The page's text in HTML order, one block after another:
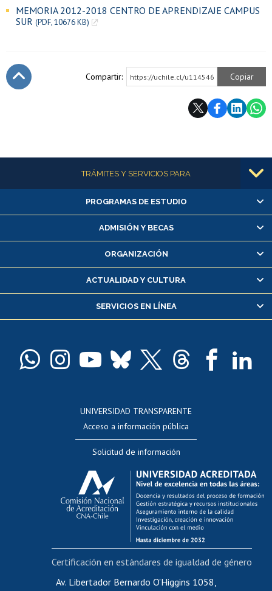
MEMORIA 2012-2018 CENTRO DE APRENDIZAJE CAMPUS
SUR (PDF, 10676 KB)
Compartir: https://uchile.cl/u114546 Copiar
Más informaciónTRÁMITES Y SERVICIOS PARA
Alumnas/os y exalumnas/os
Matrícula en línea
Inscripción y cambio de asignaturas
Consulta y certificado de notas
Servicio médico y dental
Pago de arancel y crédito alumnos
Docentes
Perfeccionamiento
Editar Portafolio Académico
Evaluación docente
Calificación académica
Postulación al AUCAI
Funcionarias/os
Cursos internos de capacitación
Bienestar del personal
Portal de movilidad interna
Certificado de renta
PROGRAMAS DE ESTUDIO
ADMISIÓN Y BECAS
ORGANIZACIÓN
ACTUALIDAD Y CULTURA
SERVICIOS EN LÍNEA
UNIVERSIDAD TRANSPARENTE
Acceso a información pública
Solicitud de información
Av. Libertador Bernardo O'Higgins 1058,
Certificación en estándares de igualdad de género